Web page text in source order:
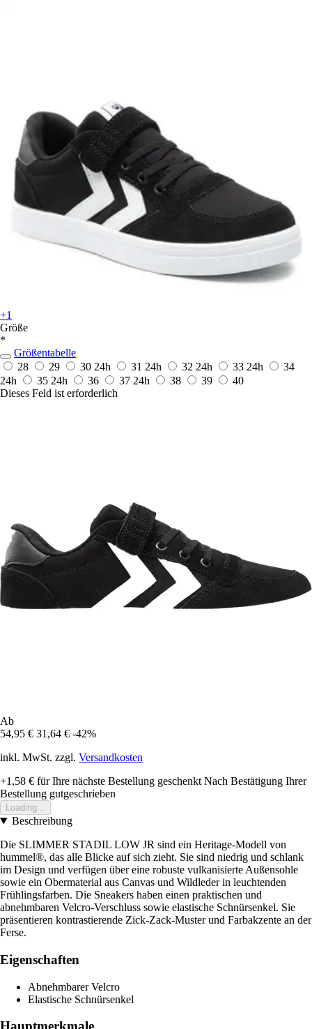
+1
Größe
*
Größentabelle
28
29 30 24h 31 24h 32 24h 33 24h
34
24h
35 24h 36 37 24h 38 39
40
Dieses Feld ist erforderlich
Ab
54,95 € 31,64 € -42%
inkl. MwSt. zzgl. Versandkosten
+1,58 € für Ihre nächste Bestellung geschenkt Nach Bestätigung Ihrer
Bestellung gutgeschrieben
Loading...
Beschreibung
Die SLIMMER STADIL LOW JR sind ein Heritage-Modell von
hummel®, das alle Blicke auf sich zieht. Sie sind niedrig und schlank
im Design und verfügen über eine robuste vulkanisierte Außensohle
sowie ein Obermaterial aus Canvas und Wildleder in leuchtenden
Frühlingsfarben. Die Sneakers haben einen praktischen und
abnehmbaren Velcro-Verschluss sowie elastische Schnürsenkel. Sie
präsentieren kontrastierende Zick-Zack-Muster und Farbakzente an der
Ferse.
Eigenschaften
Abnehmbarer Velcro
Elastische Schnürsenkel